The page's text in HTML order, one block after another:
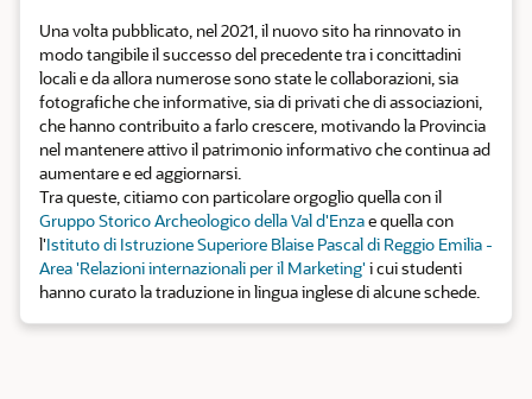
Una volta pubblicato, nel 2021, il nuovo sito ha rinnovato in
modo tangibile il successo del precedente tra i concittadini
locali e da allora numerose sono state le collaborazioni, sia
fotografiche che informative, sia di privati che di associazioni,
che hanno contribuito a farlo crescere, motivando la Provincia
nel mantenere attivo il patrimonio informativo che continua ad
aumentare e ed aggiornarsi.
Tra queste, citiamo con particolare orgoglio quella con il
Gruppo Storico Archeologico della Val d'Enzae quella con
l'Istituto di Istruzione Superiore Blaise Pascal di Reggio Emilia -
Area 'Relazioni internazionali per il Marketing'i cui studenti
hanno curato la traduzione in lingua inglese di alcune schede.